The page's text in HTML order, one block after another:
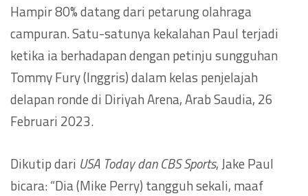
Hampir 80% datang dari petarung olahraga
campuran. Satu-satunya kekalahan Paul terjadi
ketika ia berhadapan dengan petinju sungguhan
Tommy Fury (Inggris) dalam kelas penjelajah
delapan ronde di Diriyah Arena, Arab Saudia, 26
Februari 2023.
Dikutip dari USA Today dan CBS Sports, Jake Paul
bicara: “Dia (Mike Perry) tangguh sekali, maaf